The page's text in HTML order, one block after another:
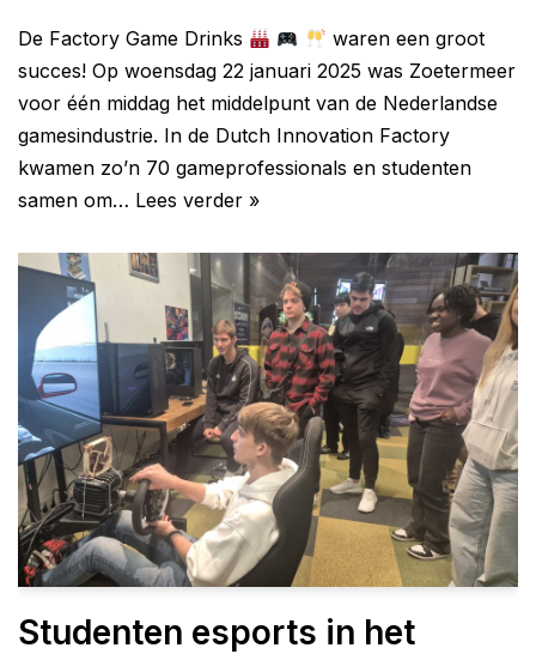
De Factory Game Drinks
waren een groot
succes! Op woensdag 22 januari 2025 was Zoetermeer
voor één middag het middelpunt van de Nederlandse
gamesindustrie. In de Dutch Innovation Factory
kwamen zo’n 70 gameprofessionals en studenten
samen om… Lees verder »
Studenten esports in het